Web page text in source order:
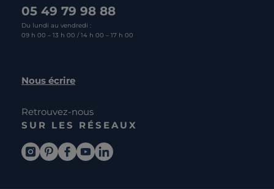
05 49 79 98 88
Du lundi au vendredi :
09 h 00 – 13 h 00 / 14 h 00 – 17 h 00
Nous écrire
Retrouvez-nous
SUR LES RÉSEAUX